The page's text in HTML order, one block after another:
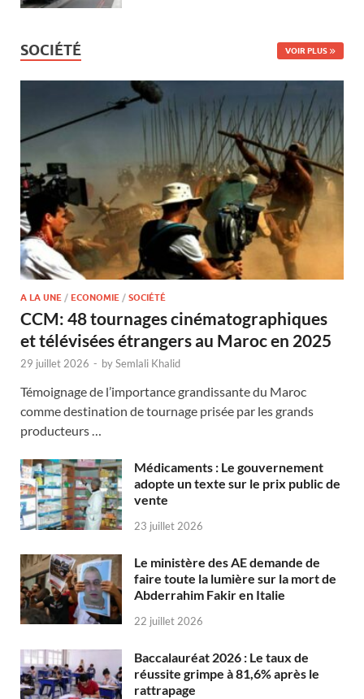
SOCIÉTÉ VOIR PLUS
A LA UNE / ECONOMIE / SOCIÉTÉ
CCM: 48 tournages cinématographiques
et télévisées étrangers au Maroc en 2025
29 juillet 2026 - bySemlali Khalid
Témoignage de l’importance grandissante du Maroc
comme destination de tournage prisée par les grands
producteurs …
Médicaments : Le gouvernement
adopte un texte sur le prix public de
vente
23 juillet 2026
Le ministère des AE demande de
faire toute la lumière sur la mort de
Abderrahim Fakir en Italie
22 juillet 2026
Baccalauréat 2026 : Le taux de
réussite grimpe à 81,6% après le
rattrapage